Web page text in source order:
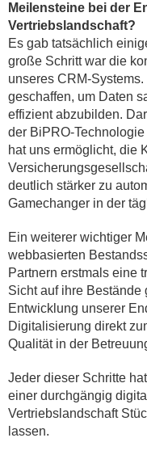
Meilensteine bei der
Vertriebslandschaft?
Es gab tatsächlich
große Schritt war die
unseres CRM-
geschaffen, um Daten
effizient abzubilden.
der BiPRO-
hat uns ermöglicht, die
deutlich stärker zu
Gamechanger in der
Ein weiterer wichtiger
webbasierten
Partnern erstmals eine
Sicht auf ihre
Entwicklung unserer
Digitalisierung direkt
Qualität in der
Jeder dieser Schritte
einer durchgängig
Vertriebslandschaft
lassen.